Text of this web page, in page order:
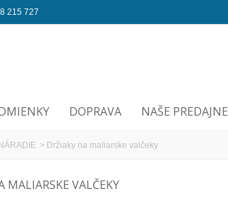
215 727
DOPRAVA NAŠE PREDAJNE
> Držiaky na maliarske valčeky
MALIARSKE VALČEKY